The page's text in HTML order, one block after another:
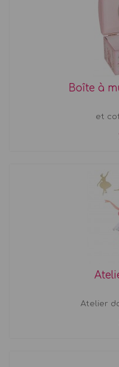
Boîte à
et
Atelier